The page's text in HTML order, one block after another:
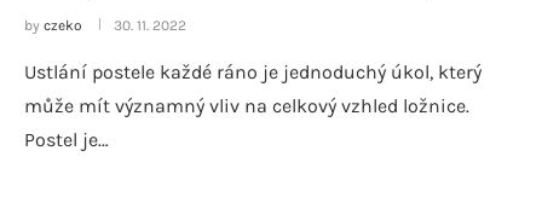
by czeko 30. 11. 2022
Ustlání postele každé ráno je jednoduchý úkol, který
může mít významný vliv na celkový vzhled ložnice.
Postel je…